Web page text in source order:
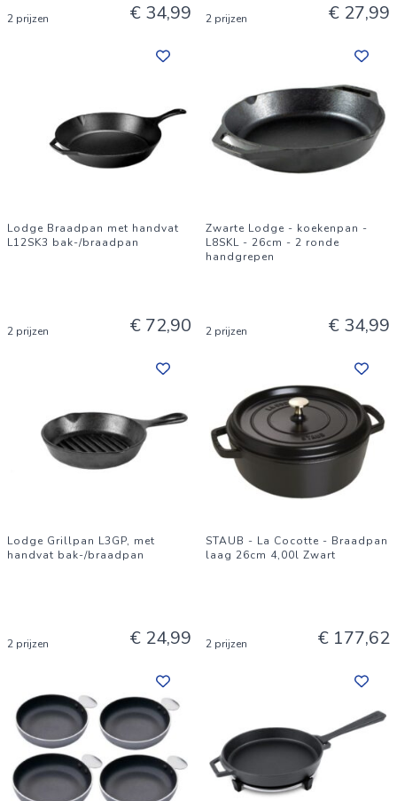
2 prijzen € 34,99 2 prijzen € 27,99
Lodge Braadpan met handvat
L12SK3 bak-/braadpan
2 prijzen € 72,90
Zwarte Lodge - koekenpan -
L8SKL - 26cm - 2 ronde
handgrepen
2 prijzen € 34,99
Lodge Grillpan L3GP, met
handvat bak-/braadpan
2 prijzen € 24,99
STAUB - La Cocotte - Braadpan
laag 26cm 4,00l Zwart
2 prijzen € 177,62